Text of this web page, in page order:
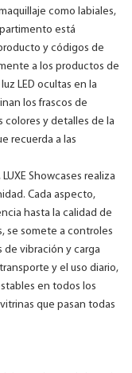
como labiales,
está
y códigos de
a los productos de
LED ocultas en la
los frascos de
colores y detalles de la
recuerda a las
Showcases realiza
Cada aspecto,
hasta la calidad de
se somete a controles
de vibración y carga
y el uso diario,
en todos los
que pasan todas